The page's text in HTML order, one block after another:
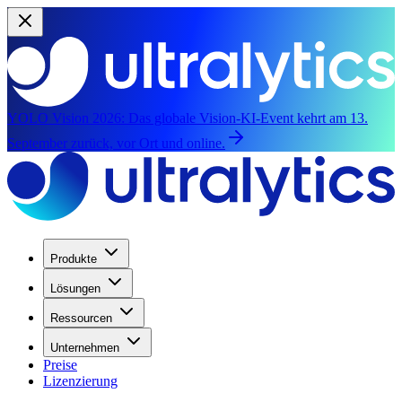
YOLO Vision 2026: Das globale Vision-KI-Event kehrt am 13.
September zurück, vor Ort und online.
Produkte
Lösungen
Ressourcen
Unternehmen
Preise
Lizenzierung